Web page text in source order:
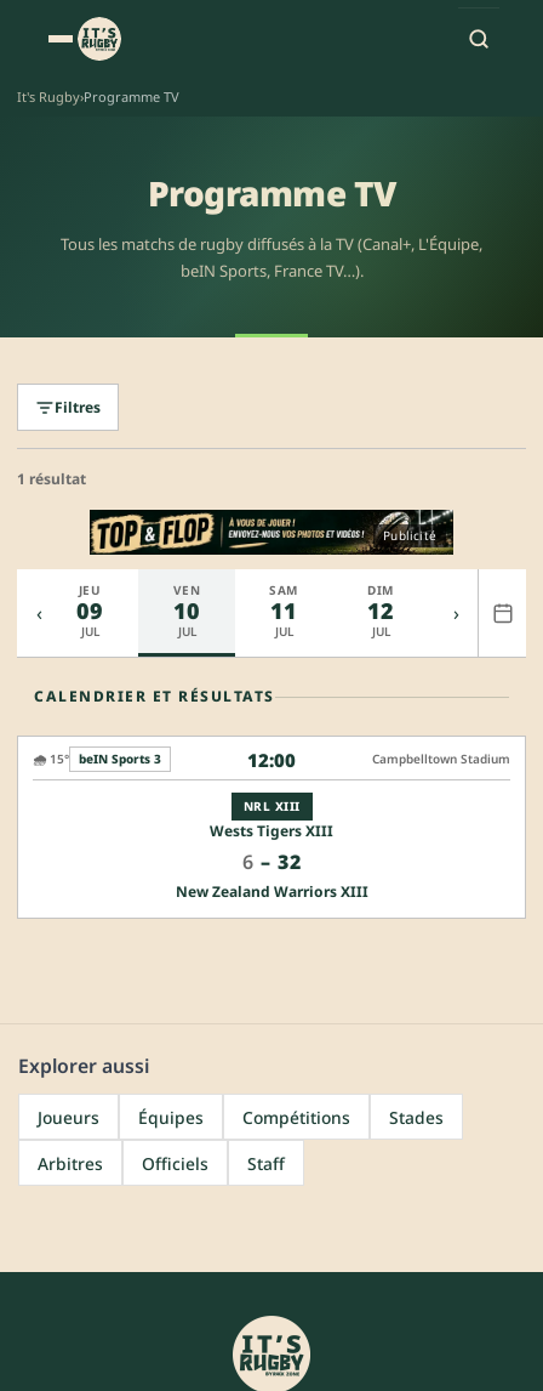
It's Rugby›Programme TV
Programme TV
Tous les matchs de rugby diffusés à la TV (Canal+, L'Équipe,
beIN Sports, France TV…).
Filtres
1 résultat
Publicité
‹
JEU
09
JUL
VEN
10
JUL
SAM
11
JUL
DIM
12
JUL
›
CALENDRIER ET RÉSULTATS
12:00
NRL XIII
Wests Tigers XIII
6 – 32
New Zealand Warriors XIII
🌧️ 15° beIN Sports 3 Campbelltown Stadium
Explorer aussi
Joueurs Équipes Compétitions
Stades
Arbitres
Officiels Staff